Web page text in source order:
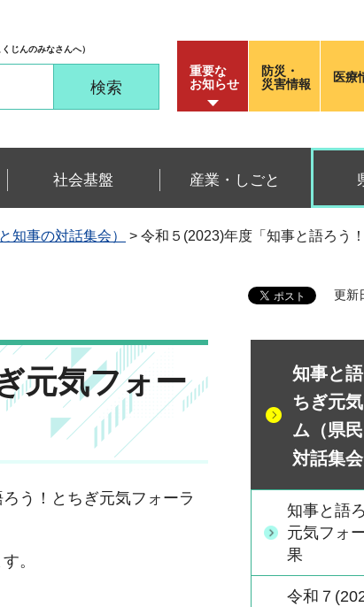
くじんのみなさんへ）
重要な
お知らせ
防災・
災害情報
医療
社会基盤 産業・しごと
知事の対話集会）
> 令和５(2023)年度「知事と語ろう
更新
元気フォー
う！とちぎ元気フォーラ
。
知事と
ちぎ元
ム（県
対話集会
知事と語
元気フォ
果
令和７